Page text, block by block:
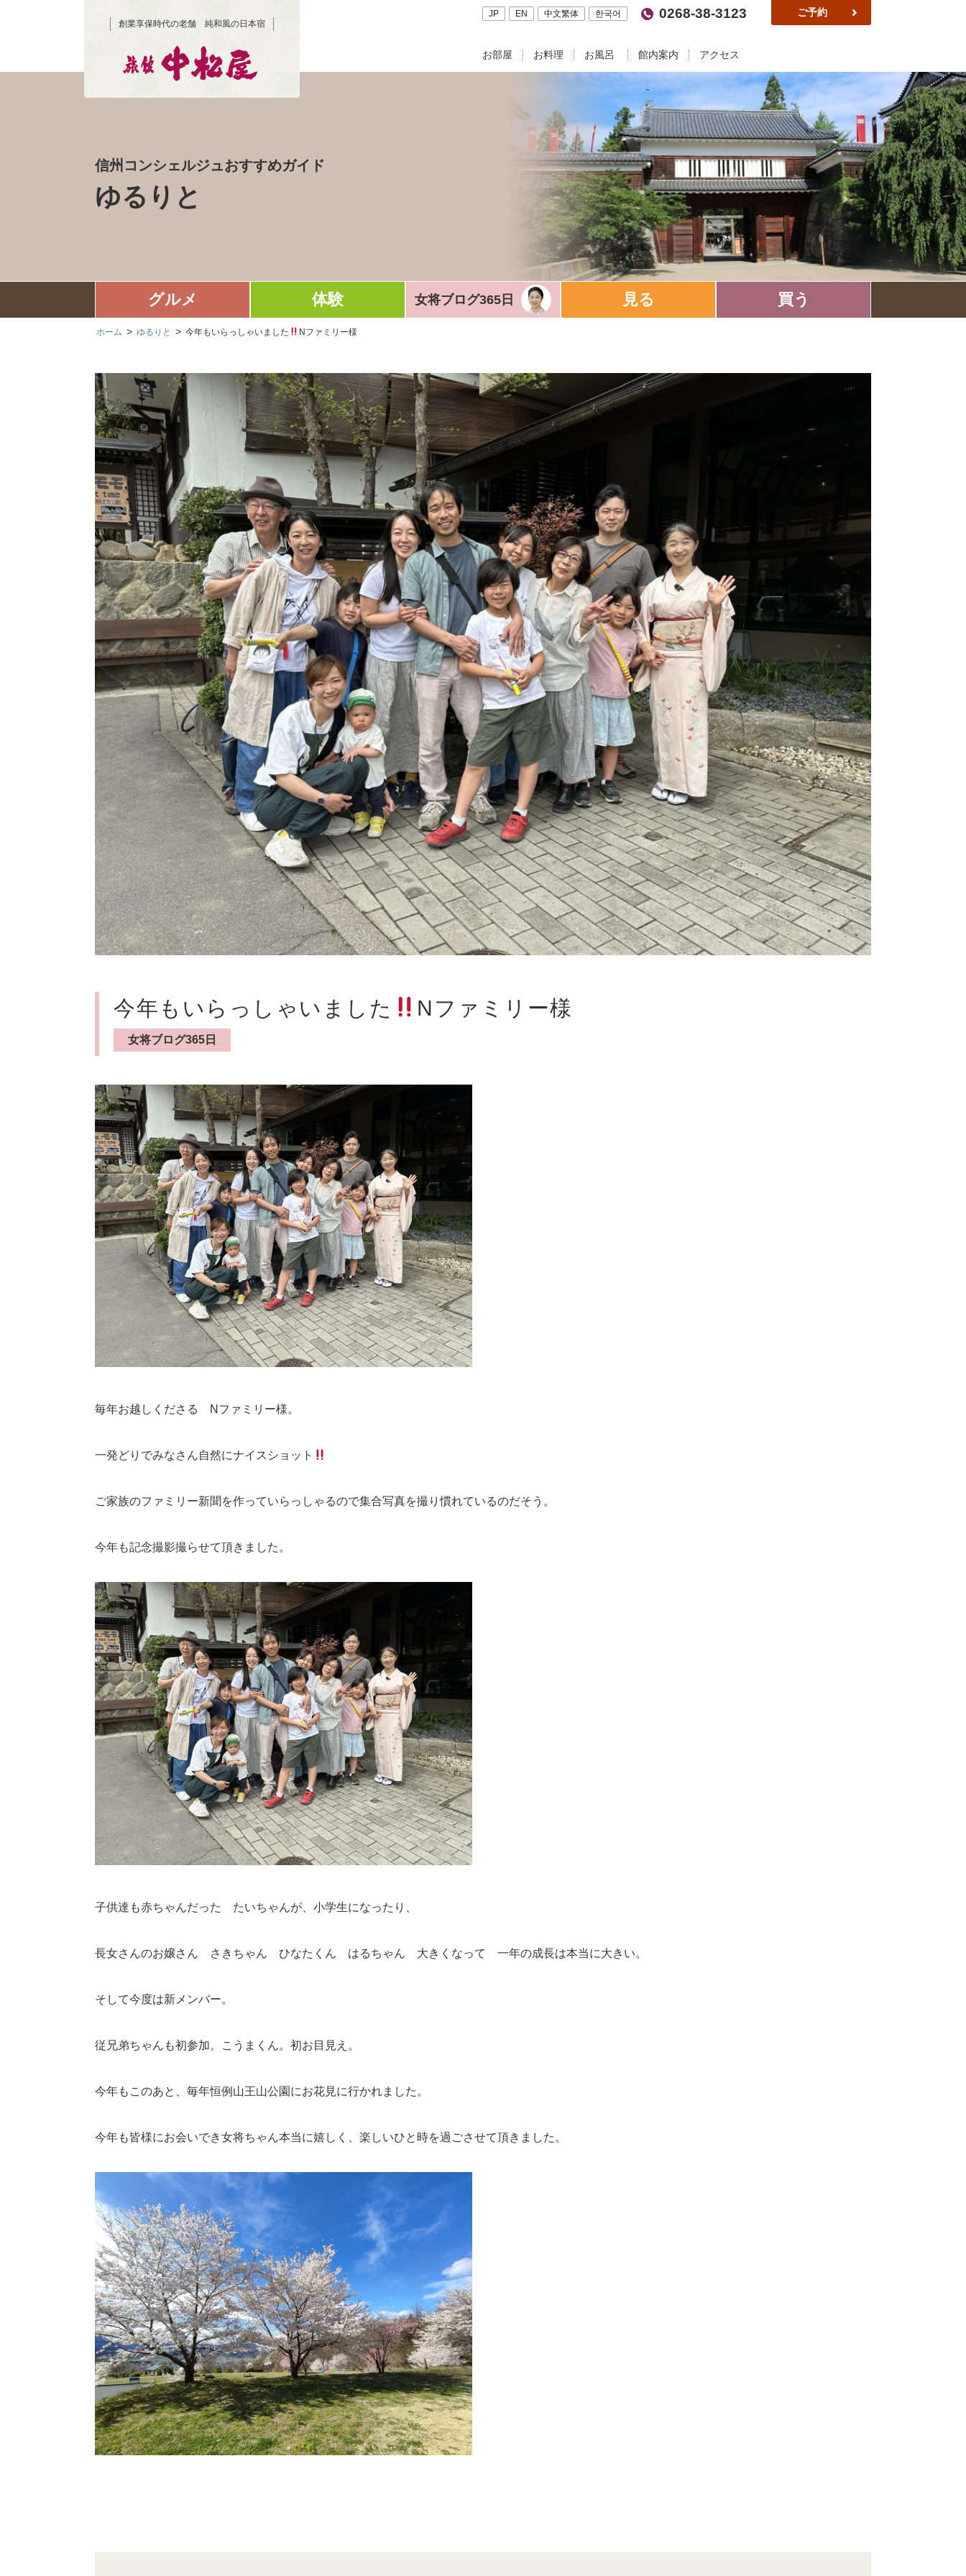
創業享保時代の老舗 純和風の日本宿
ご予約
0268-38-3123
JP EN 中文繁体 한국어
お部屋 お料理 お風呂 館内案内 アクセス
信州コンシェルジュおすすめガイド
ゆるりと
グルメ 体験 女将ブログ365日 見る 買う
ホーム > ゆるりと > 今年もいらっしゃいました Nファミリー様
今年もいらっしゃいました Nファミリー様
女将ブログ365日
毎年お越しくださる Nファミリー様。
一発どりでみなさん自然にナイスショット
ご家族のファミリー新聞を作っていらっしゃるので集合写真を撮り慣れているのだそう。
今年も記念撮影撮らせて頂きました。
子供達も赤ちゃんだった たいちゃんが、小学生になったり、
長女さんのお嬢さん さきちゃん ひなたくん はるちゃん 大きくなって 一年の成長は本当に大きい。
そして今度は新メンバー。
従兄弟ちゃんも初参加。こうまくん。初お目見え。
今年もこのあと、毎年恒例山王山公園にお花見に行かれました。
今年も皆様にお会いでき女将ちゃん本当に嬉しく、楽しいひと時を過ごさせて頂きました。